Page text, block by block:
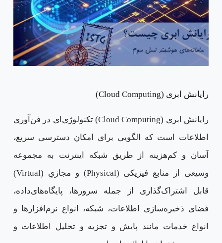
رایانش ابری (Cloud Computing)
رایانش ابری (Cloud Computing) تکنولوژی‌ای در فن‌آوری
اطلاعات است که الگویی برای امکان دسترسی سریع،
آسان و کم‌هزینه از طریق شبکه اینترنت به مجموعه
وسیعی از منابع فیزیکی (Physical) و مجازیِ (Virtual)
قابل اشتراک‌گذاری از جمله سرورها، پایگاه‌های‌داده،
فضای ذخیره‌سازی اطلاعات، شبکه، انواع نرم‌افزارها و
انواع خدمات مانند پایش و تجزیه و تحلیل اطلاعات و